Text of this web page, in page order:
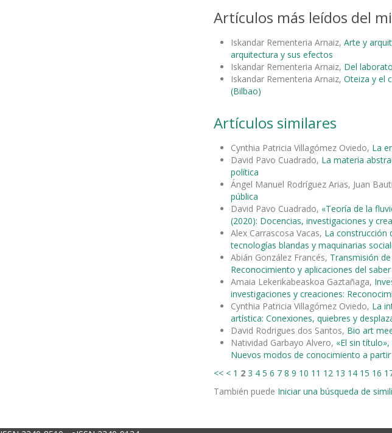
Artículos más leídos del
Iskandar Rementeria Arnaiz, Arte y
arquitectura y sus efectos
Iskandar Rementeria Arnaiz, Del
Iskandar Rementeria Arnaiz, Oteiza y el
(Bilbao)
Artículos similares
Cynthia Patricia Villagómez Oviedo, La
David Pavo Cuadrado, La materia
política
Ángel Manuel Rodríguez Arias, Juan
pública
David Pavo Cuadrado, «Teoría de la
(2020): Docencias, investigaciones y
Alex Carrascosa Vacas, La construcción
tecnologías blandas y maquinarias
Abián González Francés, Transmisión
Reconocimiento y aplicaciones del
Amaia Lekerikabeaskoa Gaztañaga,
investigaciones y creaciones:
Cynthia Patricia Villagómez Oviedo, La
artística: Conexiones, quiebres y
David Rodrigues dos Santos, Bio art
Natividad Garbayo Alvero, «El sin
Nuevos modos de conocimiento a
<< < 1 2 3 4 5 6 7 8 9 10 11 12 13 14 15 16
También puede Iniciar una búsqueda de